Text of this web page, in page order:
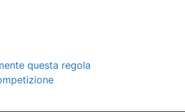
questa regola